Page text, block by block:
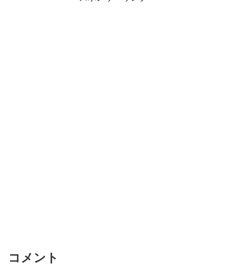
コメント